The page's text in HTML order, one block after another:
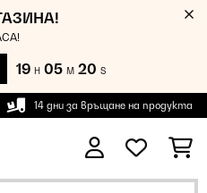
19 H 05 M 18 S
14 дни за връщане на продукта